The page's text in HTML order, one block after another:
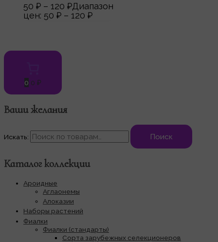
50 ₽ – 120 ₽Диапазон
цен: 50 ₽ – 120 ₽
0 0 ₽
Ваши желания
Искать: Поиск
Каталог коллекции
Ароидные
Аглаонемы
Алоказии
Наборы растений
Фиалки
Фиалки (стандарты)
Сорта зарубежных селекционеров